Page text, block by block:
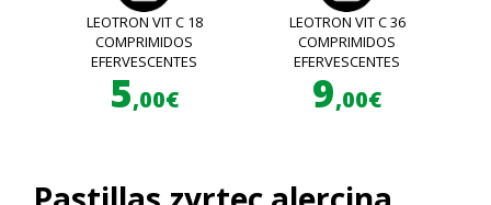
LEOTRON VIT C 18
COMPRIMIDOS
EFERVESCENTES
5,00€
LEOTRON VIT C 36
COMPRIMIDOS
EFERVESCENTES
9,00€